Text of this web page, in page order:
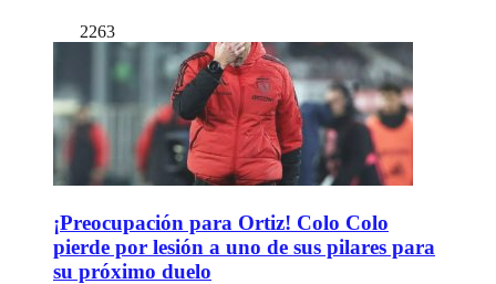
2263
¡Preocupación para Ortiz! Colo Colo
pierde por lesión a uno de sus pilares para
su próximo duelo